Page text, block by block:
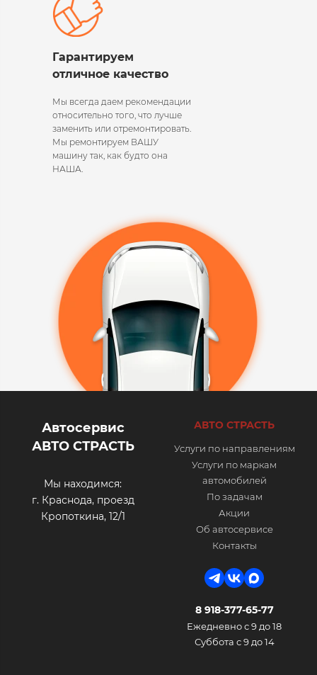
Гарантируем
отличное качество
Мы всегда даем рекомендации
относительно того, что лучше
заменить или отремонтировать.
Мы ремонтируем ВАШУ
машину так, как будто она
НАША.​
Автосервис
АВТО СТРАСТЬ
Мы находимся:
г. Краснода, проезд
Кропоткина, 12/1
АВТО СТРАСТЬ
Услуги по направлениям
Услуги по маркам
автомобилей
По задачам
Акции
Об автосервисе
Контакты
8 918-377-65-77
Ежедневно с 9 до 18
Суббота с 9 до 14